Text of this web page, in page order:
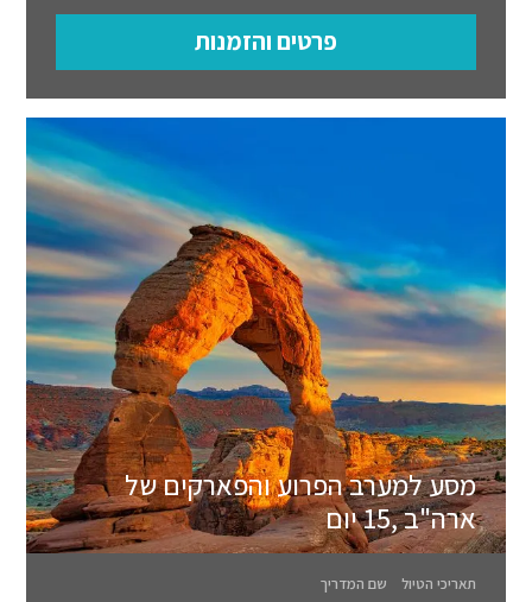
פרטים והזמנות
מסע למערב הפרוע והפארקים של
ארה"ב ,15 יום
תאריכי הטיול שם המדריך